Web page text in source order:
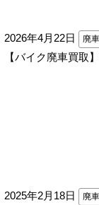
2026年4月22日 廃
【バイク廃車買取
2025年2月18日 廃